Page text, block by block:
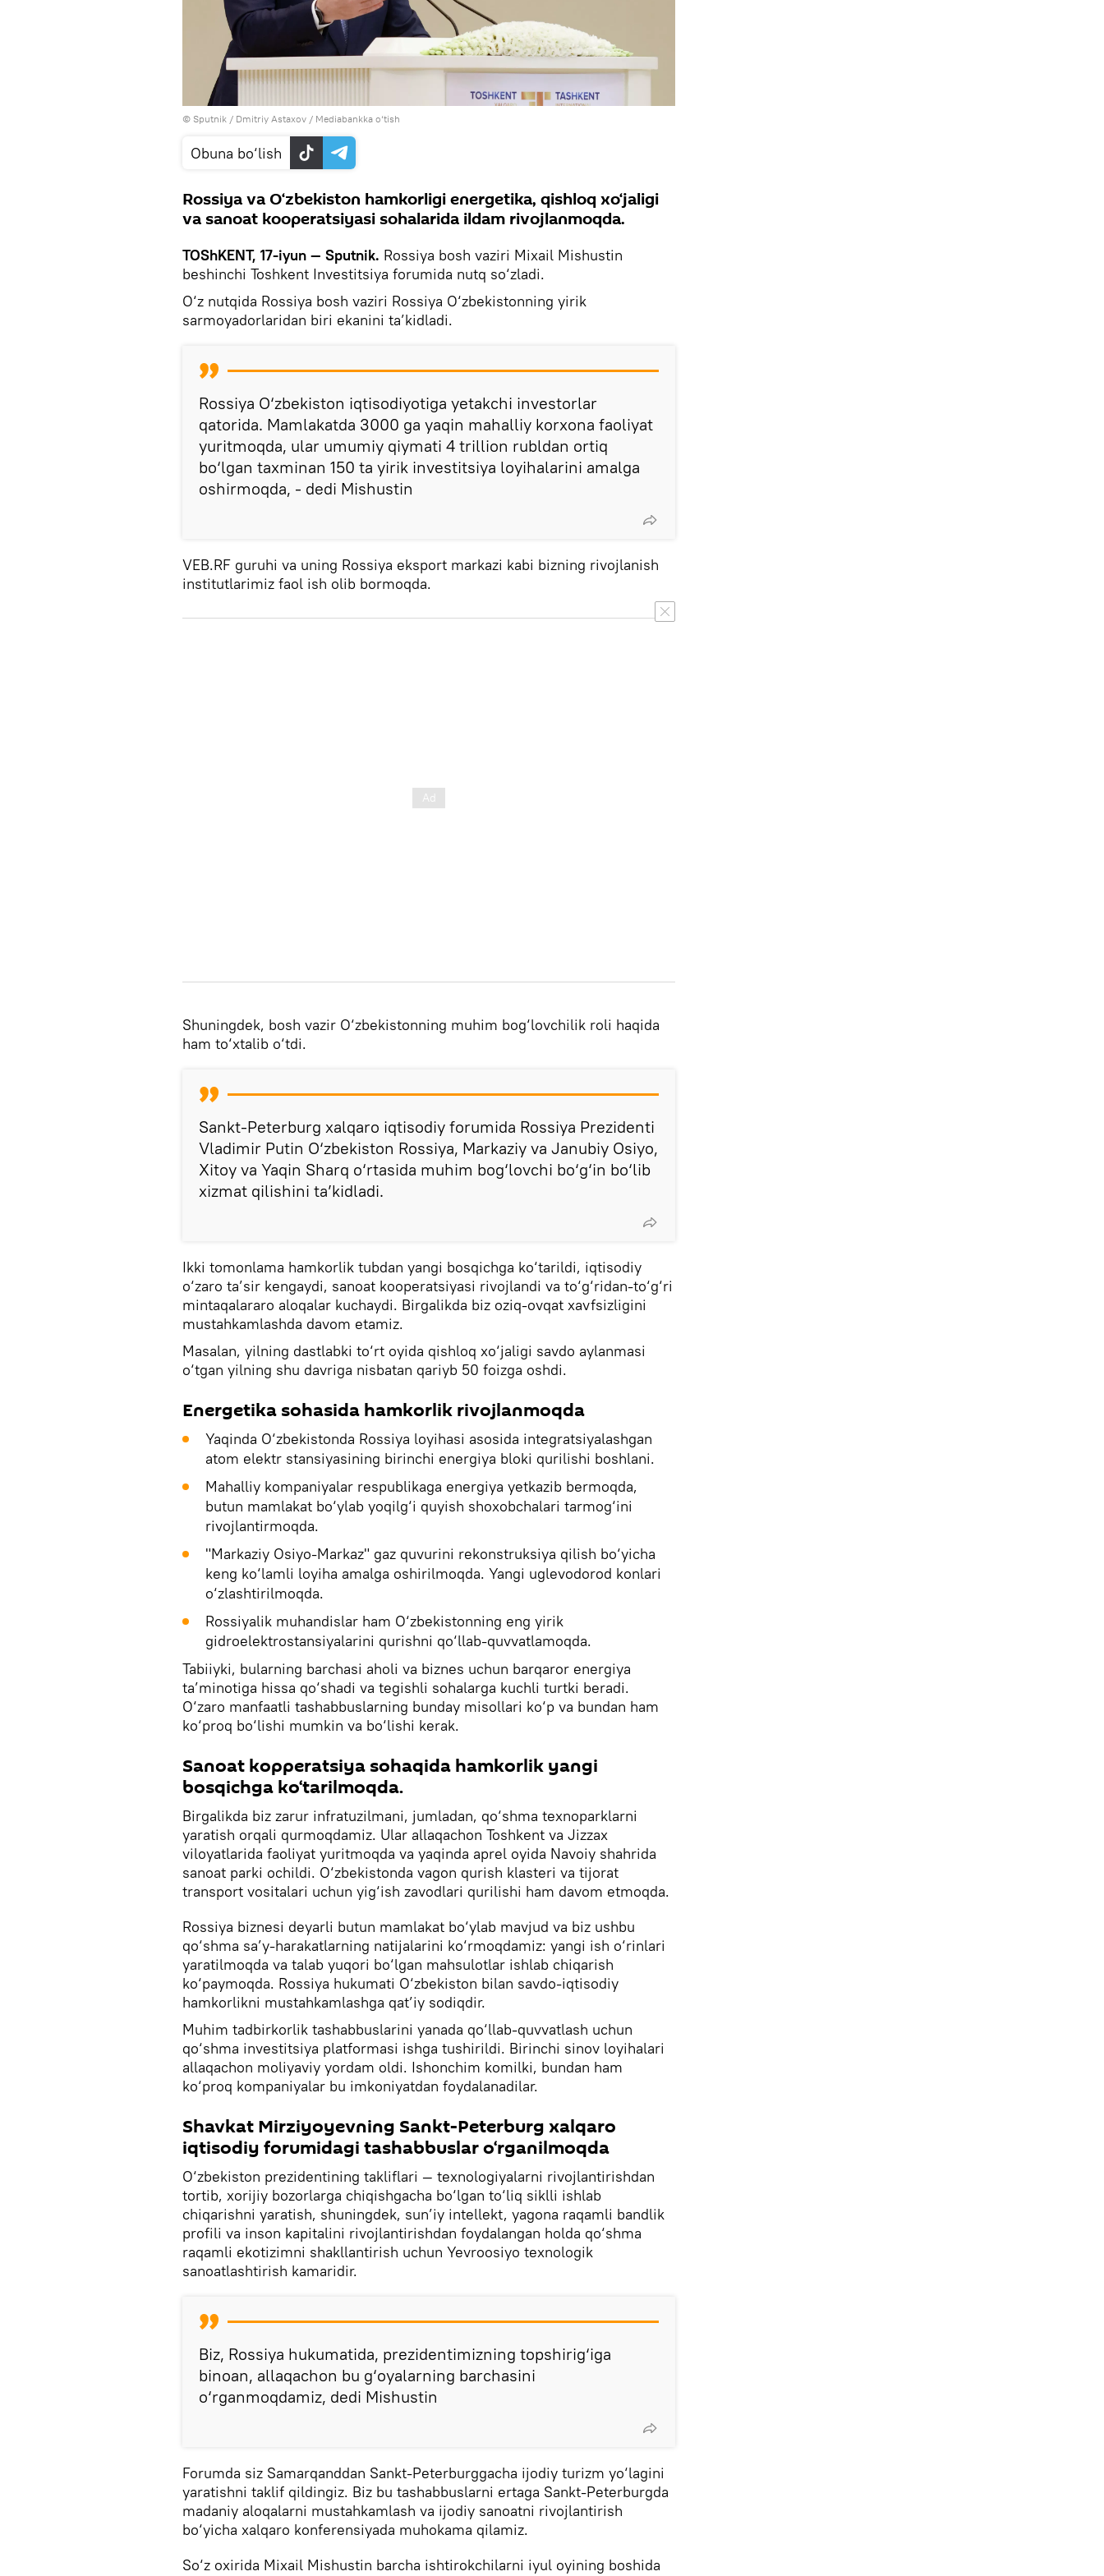
© Sputnik / Dmitriy Astaxov / Mediabankka o‘tish
Obuna bo‘lish
Rossiya va O‘zbekiston hamkorligi energetika, qishloq xo‘jaligi
va sanoat kooperatsiyasi sohalarida ildam rivojlanmoqda.
TOShKENT, 17-iyun — Sputnik. Rossiya bosh vaziri Mixail Mishustin
beshinchi Toshkent Investitsiya forumida nutq so‘zladi.
O‘z nutqida Rossiya bosh vaziri Rossiya O‘zbekistonning yirik
sarmoyadorlaridan biri ekanini ta’kidladi.
Rossiya O‘zbekiston iqtisodiyotiga yetakchi investorlar
qatorida. Mamlakatda 3000 ga yaqin mahalliy korxona faoliyat
yuritmoqda, ular umumiy qiymati 4 trillion rubldan ortiq
bo‘lgan taxminan 150 ta yirik investitsiya loyihalarini amalga
oshirmoqda, - dedi Mishustin
VEB.RF guruhi va uning Rossiya eksport markazi kabi bizning rivojlanish
institutlarimiz faol ish olib bormoqda.
Shuningdek, bosh vazir O‘zbekistonning muhim bog‘lovchilik roli haqida
ham to‘xtalib o‘tdi.
Sankt-Peterburg xalqaro iqtisodiy forumida Rossiya Prezidenti
Vladimir Putin O‘zbekiston Rossiya, Markaziy va Janubiy Osiyo,
Xitoy va Yaqin Sharq o‘rtasida muhim bog‘lovchi bo‘g‘in bo‘lib
xizmat qilishini ta’kidladi.
Ikki tomonlama hamkorlik tubdan yangi bosqichga ko‘tarildi, iqtisodiy
o‘zaro ta’sir kengaydi, sanoat kooperatsiyasi rivojlandi va to‘g‘ridan-to‘g‘ri
mintaqalararo aloqalar kuchaydi. Birgalikda biz oziq-ovqat xavfsizligini
mustahkamlashda davom etamiz.
Masalan, yilning dastlabki to‘rt oyida qishloq xo‘jaligi savdo aylanmasi
o‘tgan yilning shu davriga nisbatan qariyb 50 foizga oshdi.
Energetika sohasida hamkorlik rivojlanmoqda
Yaqinda O‘zbekistonda Rossiya loyihasi asosida integratsiyalashgan
atom elektr stansiyasining birinchi energiya bloki qurilishi boshlani.
Mahalliy kompaniyalar respublikaga energiya yetkazib bermoqda,
butun mamlakat bo‘ylab yoqilg‘i quyish shoxobchalari tarmog‘ini
rivojlantirmoqda.
"Markaziy Osiyo-Markaz" gaz quvurini rekonstruksiya qilish bo‘yicha
keng ko‘lamli loyiha amalga oshirilmoqda. Yangi uglevodorod konlari
o‘zlashtirilmoqda.
Rossiyalik muhandislar ham O‘zbekistonning eng yirik
gidroelektrostansiyalarini qurishni qo‘llab-quvvatlamoqda.
Tabiiyki, bularning barchasi aholi va biznes uchun barqaror energiya
ta’minotiga hissa qo‘shadi va tegishli sohalarga kuchli turtki beradi.
O‘zaro manfaatli tashabbuslarning bunday misollari ko‘p va bundan ham
ko‘proq bo‘lishi mumkin va bo‘lishi kerak.
Sanoat kopperatsiya sohaqida hamkorlik yangi
bosqichga ko‘tarilmoqda.
Birgalikda biz zarur infratuzilmani, jumladan, qo‘shma texnoparklarni
yaratish orqali qurmoqdamiz. Ular allaqachon Toshkent va Jizzax
viloyatlarida faoliyat yuritmoqda va yaqinda aprel oyida Navoiy shahrida
sanoat parki ochildi. O‘zbekistonda vagon qurish klasteri va tijorat
transport vositalari uchun yig‘ish zavodlari qurilishi ham davom etmoqda.
Rossiya biznesi deyarli butun mamlakat bo‘ylab mavjud va biz ushbu
qo‘shma sa’y-harakatlarning natijalarini ko‘rmoqdamiz: yangi ish o‘rinlari
yaratilmoqda va talab yuqori bo‘lgan mahsulotlar ishlab chiqarish
ko‘paymoqda. Rossiya hukumati O‘zbekiston bilan savdo-iqtisodiy
hamkorlikni mustahkamlashga qat’iy sodiqdir.
Muhim tadbirkorlik tashabbuslarini yanada qo‘llab-quvvatlash uchun
qo‘shma investitsiya platformasi ishga tushirildi. Birinchi sinov loyihalari
allaqachon moliyaviy yordam oldi. Ishonchim komilki, bundan ham
ko‘proq kompaniyalar bu imkoniyatdan foydalanadilar.
Shavkat Mirziyoyevning Sankt-Peterburg xalqaro
iqtisodiy forumidagi tashabbuslar o‘rganilmoqda
O‘zbekiston prezidentining takliflari — texnologiyalarni rivojlantirishdan
tortib, xorijiy bozorlarga chiqishgacha bo‘lgan to‘liq siklli ishlab
chiqarishni yaratish, shuningdek, sun’iy intellekt, yagona raqamli bandlik
profili va inson kapitalini rivojlantirishdan foydalangan holda qo‘shma
raqamli ekotizimni shakllantirish uchun Yevroosiyo texnologik
sanoatlashtirish kamaridir.
Biz, Rossiya hukumatida, prezidentimizning topshirig‘iga
binoan, allaqachon bu g‘oyalarning barchasini
o‘rganmoqdamiz, dedi Mishustin
Forumda siz Samarqanddan Sankt-Peterburggacha ijodiy turizm yo‘lagini
yaratishni taklif qildingiz. Biz bu tashabbuslarni ertaga Sankt-Peterburgda
madaniy aloqalarni mustahkamlash va ijodiy sanoatni rivojlantirish
bo‘yicha xalqaro konferensiyada muhokama qilamiz.
So‘z oxirida Mixail Mishustin barcha ishtirokchilarni iyul oyining boshida